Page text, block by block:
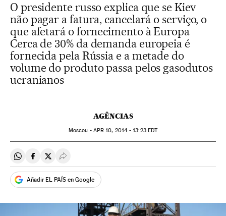
O presidente russo explica que se Kiev
não pagar a fatura, cancelará o serviço, o
que afetará o fornecimento à Europa
Cerca de 30% da demanda europeia é
fornecida pela Rússia e a metade do
volume do produto passa pelos gasodutos
ucranianos
AGÊNCIAS
Moscou - APR 10, 2014 - 13:23EDT
Compartir en Whatsapp
Compartir en Facebook
Compartir en Twitter
Desplegar Redes Sociales
Añadir EL PAÍS en Google